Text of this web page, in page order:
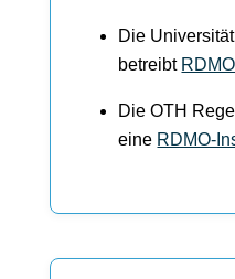
Die
betreibt
Die OTH
eine RDMO-